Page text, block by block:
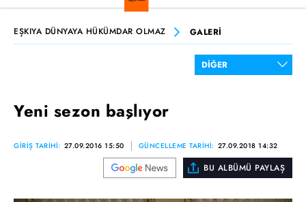
EŞKIYA DÜNYAYA HÜKÜMDAR OLMAZ GALERİ
Yeni sezon başlıyor
GİRİŞ TARİHİ: 27.09.2016 15:50 GÜNCELLEME TARİHİ: 27.09.2018 14:32
BU ALBÜMÜ PAYLAŞ